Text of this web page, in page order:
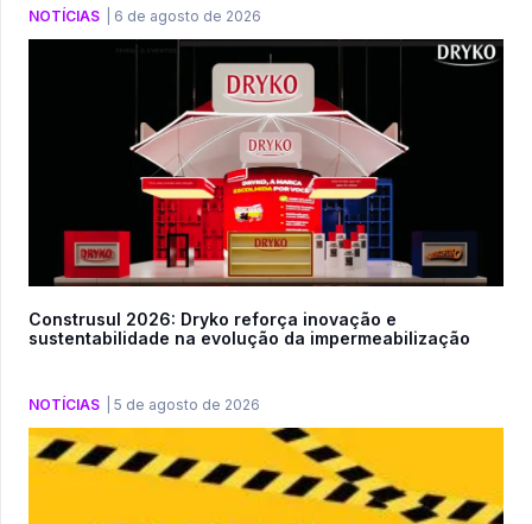
NOTÍCIAS 6 de agosto de 2026
Construsul 2026: Dryko reforça inovação e
sustentabilidade na evolução da impermeabilização
NOTÍCIAS 5 de agosto de 2026